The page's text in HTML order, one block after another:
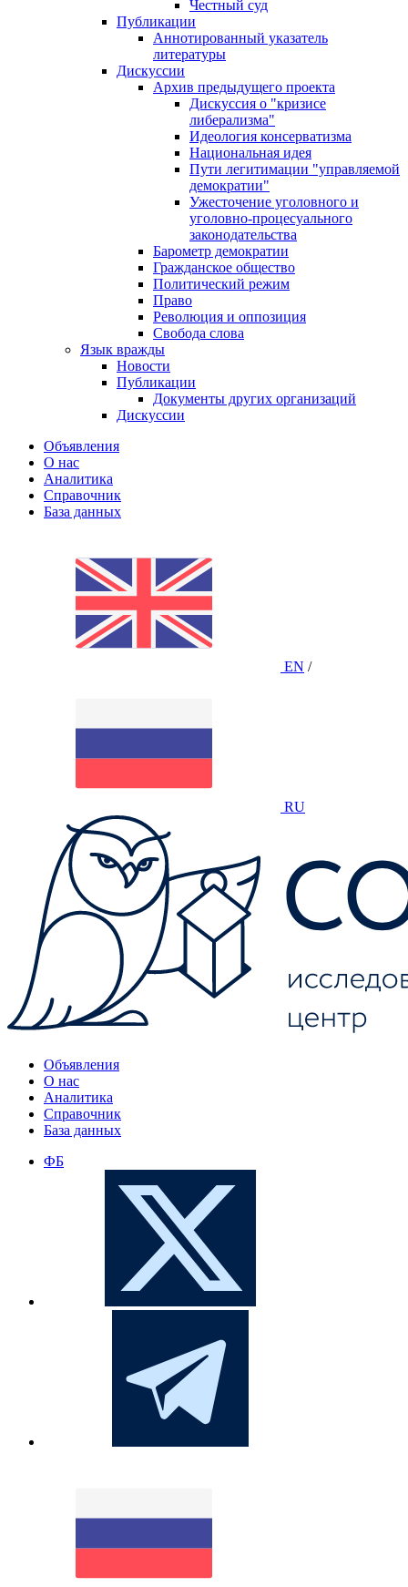
Честный суд
Публикации
Аннотированный указатель
литературы
Дискуссии
Архив предыдущего проекта
Дискуссия о "кризисе
либерализма"
Идеология консерватизма
Национальная идея
Пути легитимации "управляемой
демократии"
Ужесточение уголовного и
уголовно-процесуального
законодательства
Барометр демократии
Гражданское общество
Политический режим
Право
Революция и оппозиция
Свобода слова
Язык вражды
Новости
Публикации
Документы других организаций
Дискуссии
Объявления
О нас
Аналитика
Справочник
База данных
EN /
RU
Объявления
О нас
Аналитика
Справочник
База данных
ФБ